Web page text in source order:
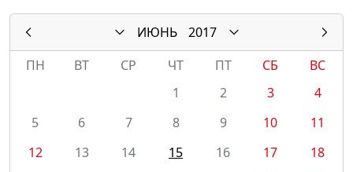
ИЮНЬ
2017
ПН
ВТ СР ЧТ ПТ СБ
ВС
1
2 3
4
5
6 7 8 9 10
11
12
13 14 15 16 17
18